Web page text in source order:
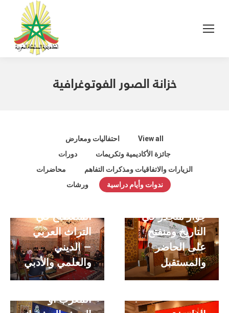
خزانة الصور الفوتوغرافية
View all
احتفاليات ومعارض
جائزة الأكاديمية وتكريمات
دورات
الزيارات والاتفاقيات ومذكرات التفاهم
محاضرات
ندوات وأيام دراسية
ورشات
الملتقى
الدراسي حول
المصطلح في
التراث العربي
– الديني
والعلمي والأدبي
جوار متجذر في
التاريخ ومنفتح
على الحاضر
والمستقبل
المغرب أو